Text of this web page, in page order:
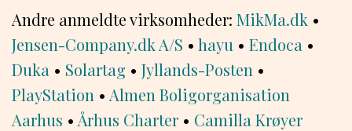
Andre anmeldte virksomheder: MikMa.dk •
Jensen-Company.dk A/S • hayu • Endoca •
Duka • Solartag • Jyllands-Posten •
PlayStation • Almen Boligorganisation
Aarhus • Århus Charter • Camilla Krøyer